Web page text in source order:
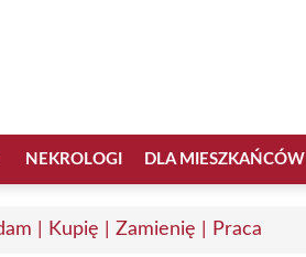
NEKROLOGI DLA MIESZKAŃCÓW
| Kupię | Zamienię | Praca